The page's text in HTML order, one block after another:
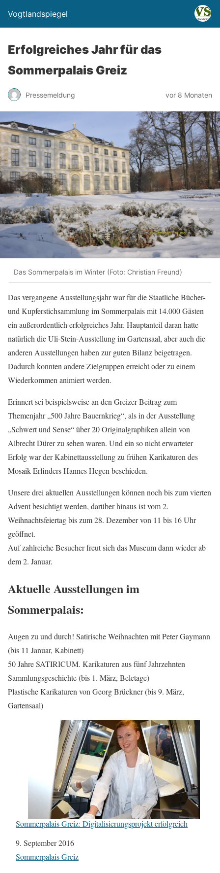
Vogtlandspiegel
Erfolgreiches Jahr für das
Sommerpalais Greiz
Pressemeldung vor 8 Monaten
Das Sommerpalais im Winter (Foto: Christian Freund)
Das vergangene Ausstellungsjahr war für die Staatliche Bücher-
und Kupferstichsammlung im Sommerpalais mit 14.000 Gästen
ein außerordentlich erfolgreiches Jahr. Hauptanteil daran hatte
natürlich die Uli-Stein-Ausstellung im Gartensaal, aber auch die
anderen Ausstellungen haben zur guten Bilanz beigetragen.
Dadurch konnten andere Zielgruppen erreicht oder zu einem
Wiederkommen animiert werden.
Erinnert sei beispielsweise an den Greizer Beitrag zum
Themenjahr „500 Jahre Bauernkrieg“, als in der Ausstellung
„Schwert und Sense“ über 20 Originalgraphiken allein von
Albrecht Dürer zu sehen waren. Und ein so nicht erwarteter
Erfolg war der Kabinettausstellung zu frühen Karikaturen des
Mosaik-Erfinders Hannes Hegen beschieden.
Unsere drei aktuellen Ausstellungen können noch bis zum vierten
Advent besichtigt werden, darüber hinaus ist vom 2.
Weihnachtsfeiertag bis zum 28. Dezember von 11 bis 16 Uhr
geöffnet.
Auf zahlreiche Besucher freut sich das Museum dann wieder ab
dem 2. Januar.
Aktuelle Ausstellungen im
Sommerpalais:
Augen zu und durch! Satirische Weihnachten mit Peter Gaymann
(bis 11 Januar, Kabinett)
50 Jahre SATIRICUM. Karikaturen aus fünf Jahrzehnten
Sammlungsgeschichte (bis 1. März, Beletage)
Plastische Karikaturen von Georg Brückner (bis 9. März,
Gartensaal)
Sommerpalais Greiz: Digitalisierungsprojekt erfolgreich
Datum
9. September 2016
In Bezug auf
Sommerpalais Greiz